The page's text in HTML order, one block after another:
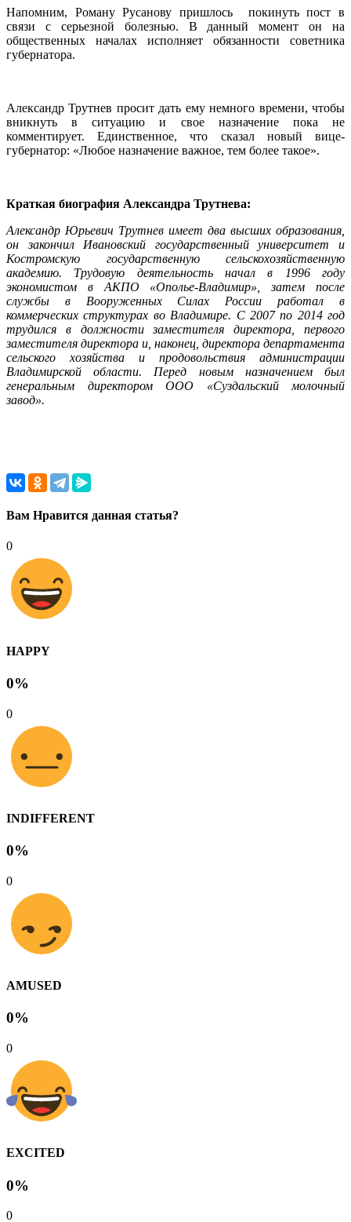
Напомним, Роману Русанову пришлось покинуть пост в
связи с серьезной болезнью. В данный момент он на
общественных началах исполняет обязанности советника
губернатора.
Александр Трутнев просит дать ему немного времени, чтобы
вникнуть в ситуацию и свое назначение пока не
комментирует. Единственное, что сказал новый вице-
губернатор: «Любое назначение важное, тем более такое».
Краткая биография Александра Трутнева:
Александр Юрьевич Трутнев имеет два высших образования,
он закончил Ивановский государственный университет и
Костромскую государственную сельскохозяйственную
академию. Трудовую деятельность начал в 1996 году
экономистом в АКПО «Ополье-Владимир», затем после
службы в Вооруженных Силах России работал в
коммерческих структурах во Владимире. С 2007 по 2014 год
трудился в должности заместителя директора, первого
заместителя директора и, наконец, директора департамента
сельского хозяйства и продовольствия администрации
Владимирской области. Перед новым назначением был
генеральным директором ООО «Суздальский молочный
завод».
Вам Нравится данная статья?
0
HAPPY
0%
0
INDIFFERENT
0%
0
AMUSED
0%
0
EXCITED
0%
0